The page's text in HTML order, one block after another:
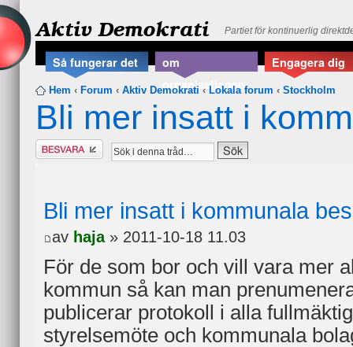
Aktiv Demokrati Partiet för kontinuerlig
Så fungerar det
om
organisationen
Engagera dig
Hem ‹ Forum ‹ Aktiv Demokrati ‹ Lokala forum ‹ Stockholm
Bli mer insatt i
Besvara
Bli mer insatt i kommunala
av haja» 2011-10-18 11.03
För de som bor och vill vara mer
kommun så kan man
publicerar protokoll i alla
styrelsemöte och kommunala